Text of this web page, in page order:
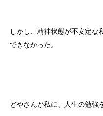
しかし、精神状態が不安定な
できなかった。
どやさんが私に、人生の勉強